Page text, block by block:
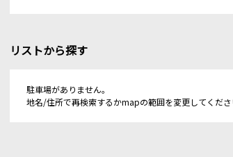
リストから探す
駐車場がありません。
地名/住所で再検索するかmapの範囲を変更してくださ